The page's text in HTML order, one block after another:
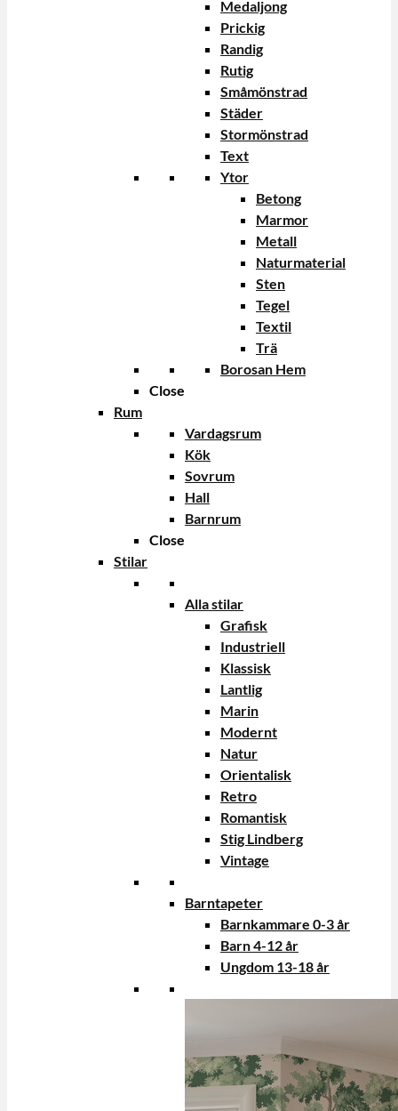
Medaljong
Prickig
Randig
Rutig
Småmönstrad
Städer
Stormönstrad
Text
Ytor
Betong
Marmor
Metall
Naturmaterial
Sten
Tegel
Textil
Trä
Borosan Hem
Close
Rum
Vardagsrum
Kök
Sovrum
Hall
Barnrum
Close
Stilar
Alla stilar
Grafisk
Industriell
Klassisk
Lantlig
Marin
Modernt
Natur
Orientalisk
Retro
Romantisk
Stig Lindberg
Vintage
Barntapeter
Barnkammare 0-3 år
Barn 4-12 år
Ungdom 13-18 år